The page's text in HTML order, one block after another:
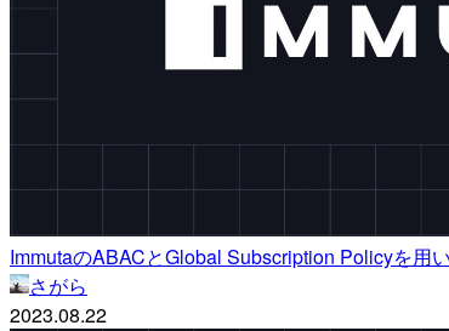
ImmutaのABACとGlobal Subscription Policyを用
さがら
2023.08.22